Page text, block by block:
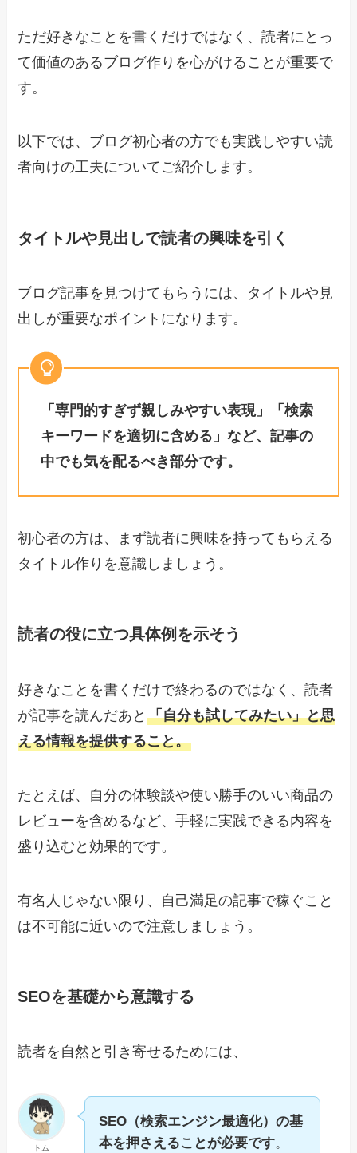
ただ好きなことを書くだけではなく、読者にとっ
て価値のあるブログ作りを心がけることが重要で
す。
以下では、ブログ初心者の方でも実践しやすい読
者向けの工夫についてご紹介します。
タイトルや見出しで読者の興味を引く
ブログ記事を見つけてもらうには、タイトルや見
出しが重要なポイントになります。
「専門的すぎず親しみやすい表現」「検索
キーワードを適切に含める」など、記事の
中でも気を配るべき部分です。
初心者の方は、まず読者に興味を持ってもらえる
タイトル作りを意識しましょう。
読者の役に立つ具体例を示そう
好きなことを書くだけで終わるのではなく、読者
が記事を読んだあと「自分も試してみたい」と思
える情報を提供すること。
たとえば、自分の体験談や使い勝手のいい商品の
レビューを含めるなど、手軽に実践できる内容を
盛り込むと効果的です。
有名人じゃない限り、自己満足の記事で稼ぐこと
は不可能に近いので注意しましょう。
SEOを基礎から意識する
読者を自然と引き寄せるためには、
トム
SEO（検索エンジン最適化）の基
本を押さえることが必要です。